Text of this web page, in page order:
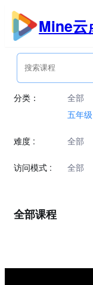
跳
内
Mine云
分类： 全部
五年级
难度 : 全部
访问模式 : 全部
全部课程